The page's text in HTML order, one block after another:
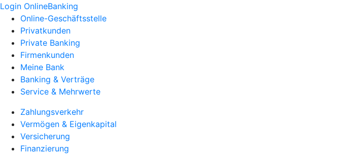
Login OnlineBanking
Online-Geschäftsstelle
Privatkunden
Private Banking
Firmenkunden
Meine Bank
Banking & Verträge
Service & Mehrwerte
Zahlungsverkehr
Vermögen & Eigenkapital
Versicherung
Finanzierung